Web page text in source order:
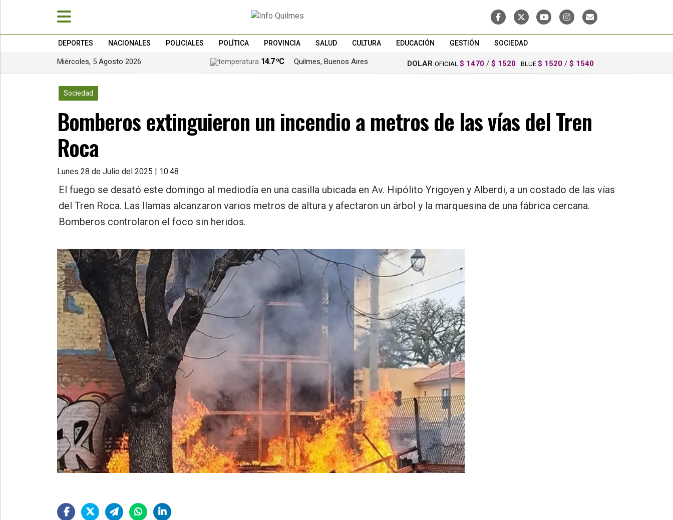
DEPORTES NACIONALES POLICIALES POLÍTICA PROVINCIA SALUD CULTURA EDUCACIÓN GESTIÓN SOCIEDAD
Miércoles, 5 Agosto 2026 14.7 ºC Quilmes, Buenos Aires DOLAR OFICIAL $ 1470 / $ 1520 BLUE $ 1520 / $ 1540
Sociedad
Bomberos extinguieron un incendio a metros de las vías del Tren
Roca
Lunes 28 de Julio del 2025 | 10:48
El fuego se desató este domingo al mediodía en una casilla ubicada en Av. Hipólito Yrigoyen y Alberdi, a un costado de las vías
del Tren Roca. Las llamas alcanzaron varios metros de altura y afectaron un árbol y la marquesina de una fábrica cercana.
Bomberos controlaron el foco sin heridos.